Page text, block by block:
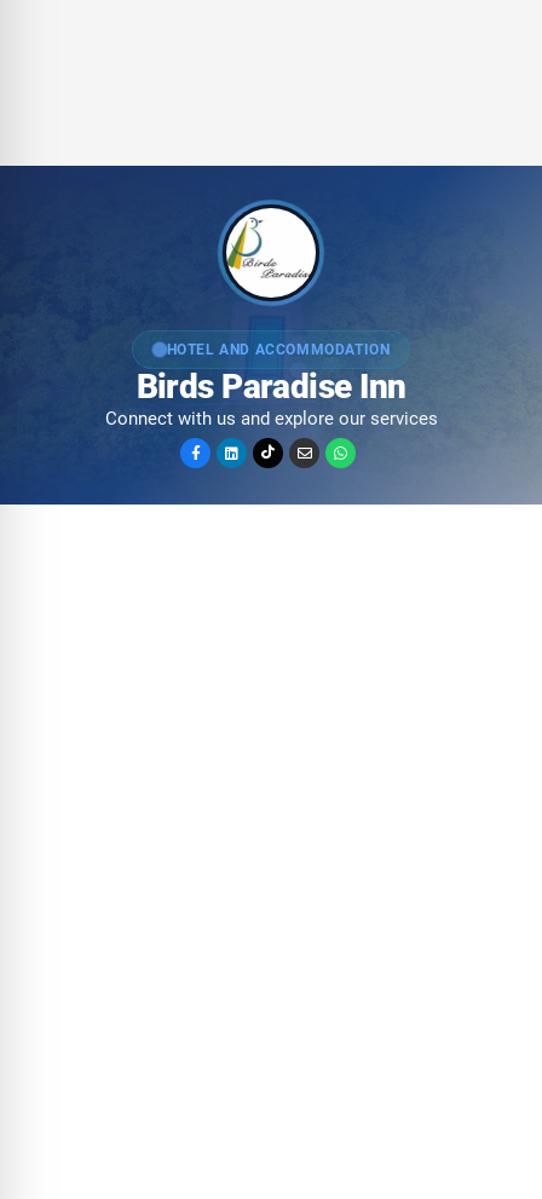
HOTEL AND ACCOMMODATION
Birds Paradise Inn
Connect with us and explore our services